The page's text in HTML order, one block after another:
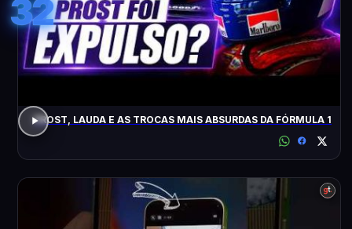
32
PROST, LAUDA E AS TROCAS MAIS ABSURDAS DA FÓRMULA 1